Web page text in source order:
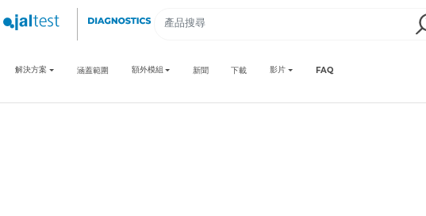
解決方案 涵蓋範圍 額外模組 新聞 下載 影片 FAQ